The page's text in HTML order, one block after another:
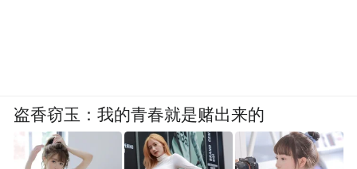
盗香窃玉：我的青春就是赌出来的